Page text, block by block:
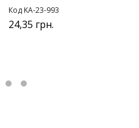
Код KA-23-993
24,35 грн.